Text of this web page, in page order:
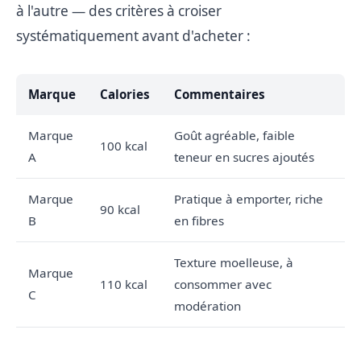
à l'autre — des critères à croiser
systématiquement avant d'acheter :
Marque Calories Commentaires
Marque
A
100 kcal
Goût agréable, faible
teneur en sucres ajoutés
Marque
B
90 kcal
Pratique à emporter, riche
en fibres
Marque
C
110 kcal
Texture moelleuse, à
consommer avec
modération